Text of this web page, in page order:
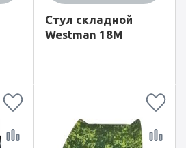
Стул складной
Westman 18М